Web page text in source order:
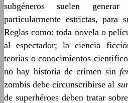
subgéneros suelen
particularmente estrictas, para
Reglas como: toda novela o
al espectador; la ciencia
teorías o conocimientos
no hay historia de crimen sin
zombis debe circunscribirse al
de superhéroes deben tratar